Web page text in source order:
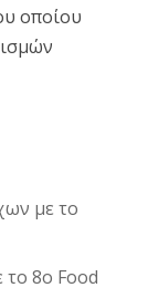
οποίου
με το
8ο Food